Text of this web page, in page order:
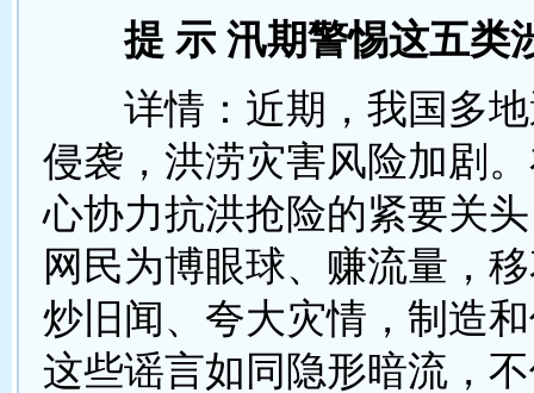
提 示 汛期警惕这五类
详情：近期，我国多地
侵袭，洪涝灾害风险加剧
心协力抗洪抢险的紧要关
网民为博眼球、赚流量，
炒旧闻、夸大灾情，制造
这些谣言如同隐形暗流，